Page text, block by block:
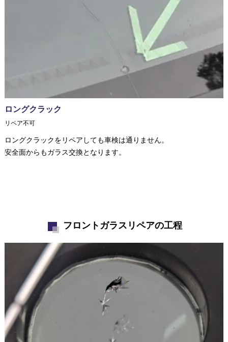
ロングクラック
リペア不可
ロングクラックをリペアしても車検は通りません。
安全面からもガラス交換となります。
フロントガラスリペアの工程